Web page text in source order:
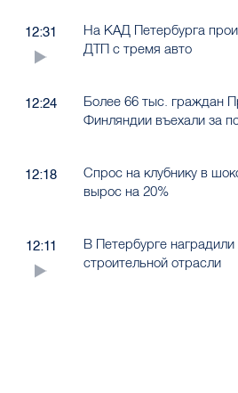
12:31
На КАД Петербурга
ДТП с тремя авто
12:24
Более 66 тыс. граждан
Финляндии въехали за
12:18
Спрос на клубнику в
вырос на 20%
12:11
В Петербурге
строительной отрасли